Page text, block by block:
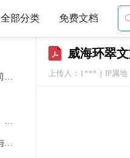
全部分类 免费文档
威海环翠
上传人：1*** IP属地
山东日照海泽金属科技有限公司招聘笔试题库2025
【《铝合金激光焊接技术概述》3400字】
现代通信技术中新材料的应用与发展